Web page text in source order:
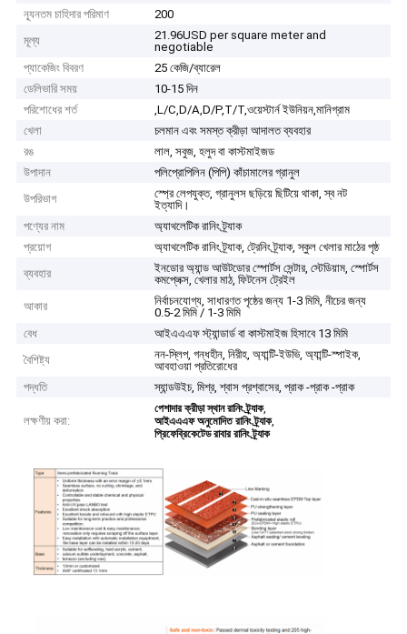
ন্যূনতম চাহিদার পরিমাণ
200
মূল্য
21.96USD per square meter and
negotiable
প্যাকেজিং বিবরণ
25 কেজি/ব্যারেল
ডেলিভারি সময়
10-15 দিন
পরিশোধের শর্ত
,L/C,D/A,D/P,T/T,ওয়েস্টার্ন ইউনিয়ন,মানিগ্রাম
খেলা
চলমান এবং সমস্ত ক্রীড়া আদালত ব্যবহার
রঙ
লাল, সবুজ, হলুদ বা কাস্টমাইজড
উপাদান
পলিপ্রোপিলিন (পিপি) কাঁচামালের গ্রানুল
উপরিভাগ
স্প্রে লেপযুক্ত, গ্রানুলস ছড়িয়ে ছিটিয়ে থাকা, স্ব নট
ইত্যাদি।
পণ্যের নাম
অ্যাথলেটিক রানিং ট্র্যাক
প্রয়োগ
অ্যাথলেটিক রানিং ট্র্যাক, ট্রেনিং ট্র্যাক, স্কুল খেলার মাঠের পৃষ্ঠ
ব্যবহার
ইনডোর অ্যান্ড আউটডোর স্পোর্টস সেন্টার, স্টেডিয়াম, স্পোর্টস
কমপ্লেক্স, খেলার মাঠ, ফিটনেস ট্রেইল
আকার
নির্বাচনযোগ্য, সাধারণত পৃষ্ঠের জন্য 1-3 মিমি, নীচের জন্য
0.5-2 মিমি / 1-3 মিমি
বেধ
আইএএএফ স্ট্যান্ডার্ড বা কাস্টমাইজ হিসাবে 13 মিমি
বৈশিষ্ট্য
নন-স্লিপ, গন্ধহীন, নিরীহ, অ্যান্টি-ইউভি, অ্যান্টি-স্পাইক,
আবহাওয়া প্রতিরোধের
পদ্ধতি
স্যান্ডউইচ, মিশ্র, শ্বাস প্রশ্বাসের, প্রাক -প্রাক -প্রাক
লক্ষণীয় করা:
পেশাদার ক্রীড়া স্থান রানিং ট্র্যাক,
আইএএএফ অনুমোদিত রানিং ট্র্যাক,
প্রিফেব্রিকেটেড রাবার রানিং ট্র্যাক